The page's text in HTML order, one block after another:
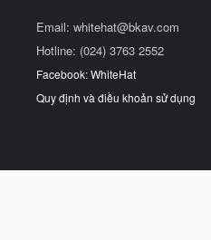
Email: whitehat@bkav.com
Hotline: (024) 3763 2552
Facebook: WhiteHat
Quy định và điều khoản sử dụng